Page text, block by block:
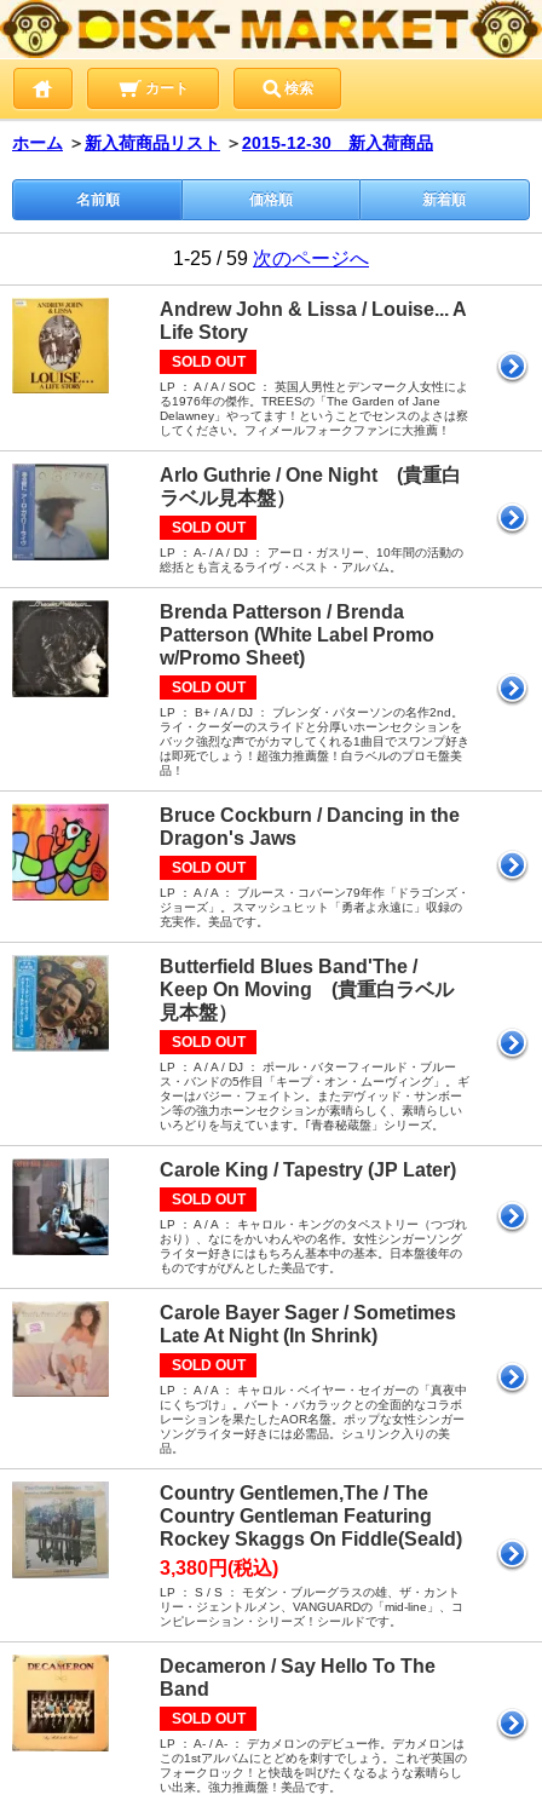
カート 検索
ホーム ＞ 新入荷商品リスト ＞2015-12-30 新入荷商品
名前順 価格順 新着順
1-25 / 59 次のページへ
Andrew John & Lissa / Louise... A
Life Story
SOLD OUT
LP ： A / A / SOC ： 英国人男性とデンマーク人女性によ
る1976年の傑作。TREESの「The Garden of Jane
Delawney」やってます！ということでセンスのよさは察
してください。フィメールフォークファンに大推薦！
Arlo Guthrie / One Night (貴重白
ラベル見本盤）
SOLD OUT
LP ： A- / A / DJ ： アーロ・ガスリー、10年間の活動の
総括とも言えるライヴ・ベスト・アルバム。
Brenda Patterson / Brenda
Patterson (White Label Promo
w/Promo Sheet)
SOLD OUT
LP ： B+ / A / DJ ： ブレンダ・パターソンの名作2nd。
ライ・クーダーのスライドと分厚いホーンセクションを
バック強烈な声でがカマしてくれる1曲目でスワンプ好き
は即死でしょう！超強力推薦盤！白ラベルのプロモ盤美
品！
Bruce Cockburn / Dancing in the
Dragon's Jaws
SOLD OUT
LP ： A / A ： ブルース・コバーン79年作「ドラゴンズ・
ジョーズ」。スマッシュヒット「勇者よ永遠に」収録の
充実作。美品です。
Butterfield Blues Band'The /
Keep On Moving (貴重白ラベル
見本盤）
SOLD OUT
LP ： A / A / DJ ： ポール・バターフィールド・ブルー
ス・バンドの5作目「キープ・オン・ムーヴィング」。ギ
ターはバジー・フェイトン。またデヴィッド・サンボー
ン等の強力ホーンセクションが素晴らしく、素晴らしい
いろどりを与えています。｢青春秘蔵盤」シリーズ。
Carole King / Tapestry (JP Later)
SOLD OUT
LP ： A / A ： キャロル・キングのタペストリー（つづれ
おり）、なにをかいわんやの名作。女性シンガーソング
ライター好きにはもちろん基本中の基本。日本盤後年の
ものですがぴんとした美品です。
Carole Bayer Sager / Sometimes
Late At Night (In Shrink)
SOLD OUT
LP ： A / A ： キャロル・ベイヤー・セイガーの「真夜中
にくちづけ」。バート・バカラックとの全面的なコラボ
レーションを果たしたAOR名盤。ポップな女性シンガー
ソングライター好きには必需品。シュリンク入りの美
品。
Country Gentlemen,The / The
Country Gentleman Featuring
Rockey Skaggs On Fiddle(Seald)
3,380円(税込)
LP ： S / S ： モダン・ブルーグラスの雄、ザ・カント
リー・ジェントルメン、VANGUARDの「mid-line」、コ
ンピレーション・シリーズ！シールドです。
Decameron / Say Hello To The
Band
SOLD OUT
LP ： A- / A- ： デカメロンのデビュー作。デカメロンは
この1stアルバムにとどめを刺すでしょう。これぞ英国の
フォークロック！と快哉を叫びたくなるような素晴らし
い出来。強力推薦盤！美品です。